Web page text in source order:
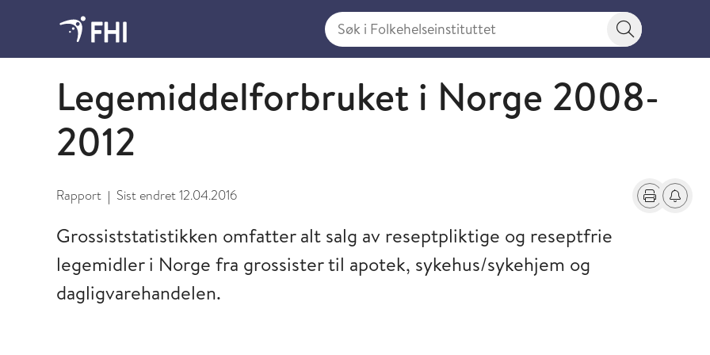
Søk i Folkehelseinstituttet
Søkeknapp
2013 - publikasjoner fra FHI
Legemiddelforbruket i Norge 2008-
2012
Rapport | Sist endret12.04.2016 Skriv ut
Få
Grossiststatistikken omfatter alt salg av reseptpliktige og reseptfrie
legemidler i Norge fra grossister til apotek, sykehus/sykehjem og
dagligvarehandelen.